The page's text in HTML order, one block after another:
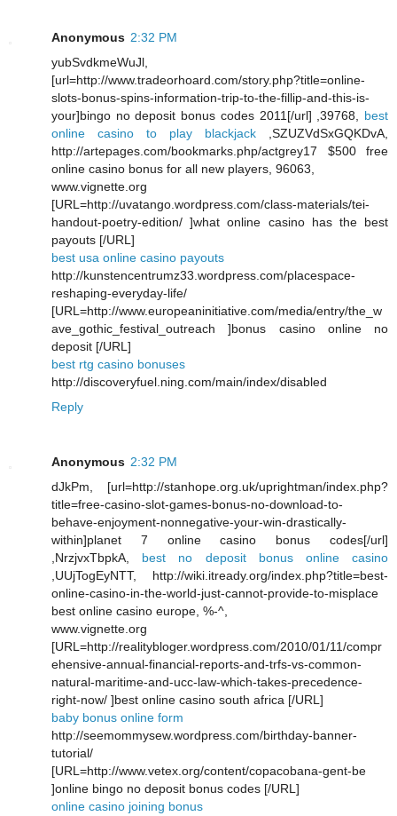
Anonymous 2:32 PM
yubSvdkmeWuJl,
[url=http://www.tradeorhoard.com/story.php?title=online-
slots-bonus-spins-information-trip-to-the-fillip-and-this-is-
your]bingo no deposit bonus codes 2011[/url] ,39768, best
online casino to play blackjack ,SZUZVdSxGQKDvA,
http://artepages.com/bookmarks.php/actgrey17 $500 free
online casino bonus for all new players, 96063,
www.vignette.org
[URL=http://uvatango.wordpress.com/class-materials/tei-
handout-poetry-edition/ ]what online casino has the best
payouts [/URL]
best usa online casino payouts
http://kunstencentrumz33.wordpress.com/placespace-
reshaping-everyday-life/
[URL=http://www.europeaninitiative.com/media/entry/the_w
ave_gothic_festival_outreach ]bonus casino online no
deposit [/URL]
best rtg casino bonuses
http://discoveryfuel.ning.com/main/index/disabled
Reply
Anonymous 2:32 PM
dJkPm, [url=http://stanhope.org.uk/uprightman/index.php?
title=free-casino-slot-games-bonus-no-download-to-
behave-enjoyment-nonnegative-your-win-drastically-
within]planet 7 online casino bonus codes[/url]
,NrzjvxTbpkA, best no deposit bonus online casino
,UUjTogEyNTT, http://wiki.itready.org/index.php?title=best-
online-casino-in-the-world-just-cannot-provide-to-misplace
best online casino europe, %-^,
www.vignette.org
[URL=http://realitybloger.wordpress.com/2010/01/11/compr
ehensive-annual-financial-reports-and-trfs-vs-common-
natural-maritime-and-ucc-law-which-takes-precedence-
right-now/ ]best online casino south africa [/URL]
baby bonus online form
http://seemommysew.wordpress.com/birthday-banner-
tutorial/
[URL=http://www.vetex.org/content/copacobana-gent-be
]online bingo no deposit bonus codes [/URL]
online casino joining bonus